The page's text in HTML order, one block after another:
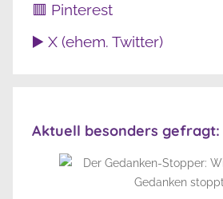
🟥 Pinterest
▶️ X (ehem. Twitter)
Aktuell besonders gefragt: